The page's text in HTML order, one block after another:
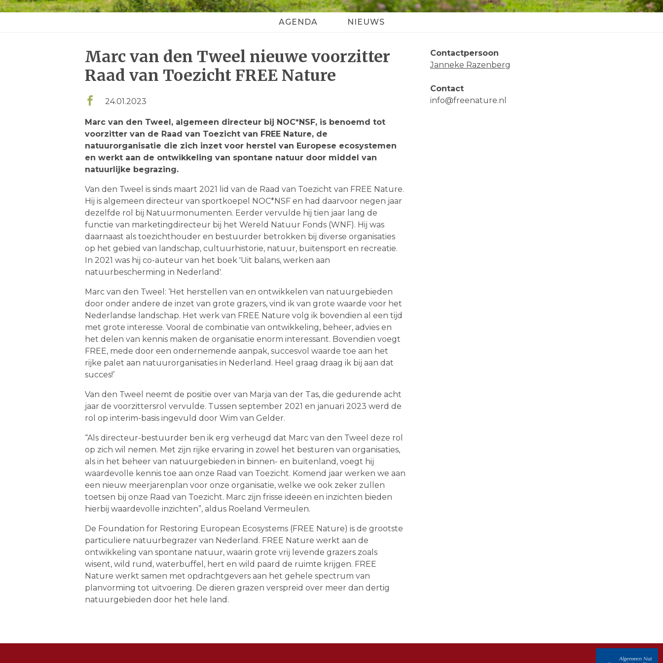
AGENDA NIEUWS
Marc van den Tweel nieuwe voorzitter
Raad van Toezicht FREE Nature
24.01.2023
Marc van den Tweel, algemeen directeur bij NOC*NSF, is benoemd tot
voorzitter van de Raad van Toezicht van FREE Nature, de
natuurorganisatie die zich inzet voor herstel van Europese ecosystemen
en werkt aan de ontwikkeling van spontane natuur door middel van
natuurlijke begrazing.
Van den Tweel is sinds maart 2021 lid van de Raad van Toezicht van FREE Nature.
Hij is algemeen directeur van sportkoepel NOC*NSF en had daarvoor negen jaar
dezelfde rol bij Natuurmonumenten. Eerder vervulde hij tien jaar lang de
functie van marketingdirecteur bij het Wereld Natuur Fonds (WNF). Hij was
daarnaast als toezichthouder en bestuurder betrokken bij diverse organisaties
op het gebied van landschap, cultuurhistorie, natuur, buitensport en recreatie.
In 2021 was hij co-auteur van het boek 'Uit balans, werken aan
natuurbescherming in Nederland'.
Marc van den Tweel: ‘Het herstellen van en ontwikkelen van natuurgebieden
door onder andere de inzet van grote grazers, vind ik van grote waarde voor het
Nederlandse landschap. Het werk van FREE Nature volg ik bovendien al een tijd
met grote interesse. Vooral de combinatie van ontwikkeling, beheer, advies en
het delen van kennis maken de organisatie enorm interessant. Bovendien voegt
FREE, mede door een ondernemende aanpak, succesvol waarde toe aan het
rijke palet aan natuurorganisaties in Nederland. Heel graag draag ik bij aan dat
succes!’
Van den Tweel neemt de positie over van Marja van der Tas, die gedurende acht
jaar de voorzittersrol vervulde. Tussen september 2021 en januari 2023 werd de
rol op interim-basis ingevuld door Wim van Gelder.
“Als directeur-bestuurder ben ik erg verheugd dat Marc van den Tweel deze rol
op zich wil nemen. Met zijn rijke ervaring in zowel het besturen van organisaties,
als in het beheer van natuurgebieden in binnen- en buitenland, voegt hij
waardevolle kennis toe aan onze Raad van Toezicht. Komend jaar werken we aan
een nieuw meerjarenplan voor onze organisatie, welke we ook zeker zullen
toetsen bij onze Raad van Toezicht. Marc zijn frisse ideeën en inzichten bieden
hierbij waardevolle inzichten”, aldus Roeland Vermeulen.
De Foundation for Restoring European Ecosystems (FREE Nature) is de grootste
particuliere natuurbegrazer van Nederland. FREE Nature werkt aan de
ontwikkeling van spontane natuur, waarin grote vrij levende grazers zoals
wisent, wild rund, waterbuffel, hert en wild paard de ruimte krijgen. FREE
Nature werkt samen met opdrachtgevers aan het gehele spectrum van
planvorming tot uitvoering. De dieren grazen verspreid over meer dan dertig
natuurgebieden door het hele land.
Contactpersoon
Janneke Razenberg
Contact
info@freenature.nl